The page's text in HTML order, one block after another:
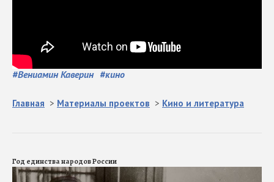
#Вениамин Каверин #кино
Главная > Материалы проектов > Кино и литература
Год единства народов России